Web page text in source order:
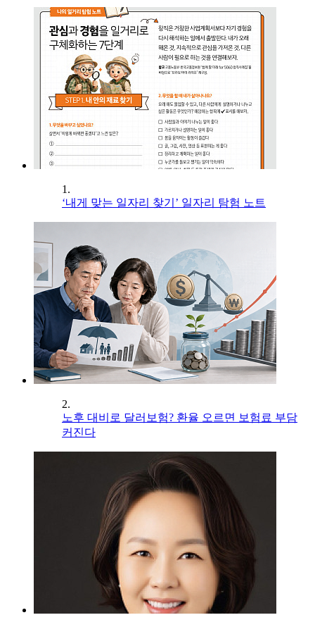
1.
‘내게 맞는 일자리 찾기’ 일자리 탐험 노트
2.
노후 대비로 달러보험? 환율 오르면 보험료 부담
커진다